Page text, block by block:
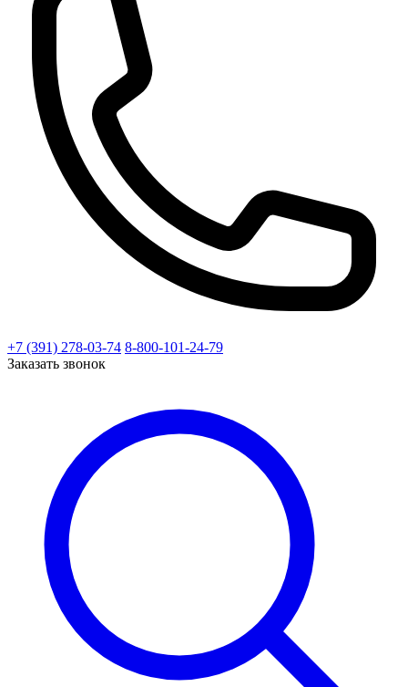
+7 (391) 278-03-74 8-800-101-24-79
Заказать звонок